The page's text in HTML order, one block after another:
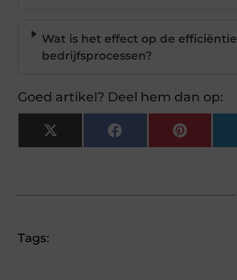
Wat is het effect op de
bedrijfsprocessen?
Goed artikel? Deel hem dan op:
X
(Twitter)
Facebook
Tags: